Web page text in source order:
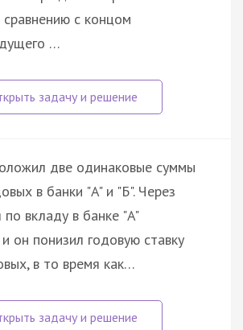
сравнению с концом
…
две одинаковые суммы
в банки "A" и "Б". Через
по вкладу в банке "A"
он понизил годовую ставку
в то время как…